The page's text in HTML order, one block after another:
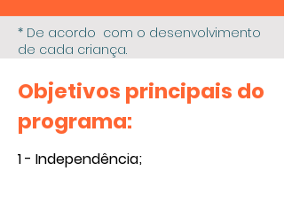
* De acordo com o desenvolvimento
de cada criança.
Objetivos principais do
programa:​
1 - Independência;